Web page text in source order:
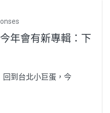
年會有新專輯：下
回到台北小巨蛋，今